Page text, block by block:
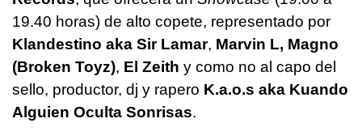
19.40 horas) de alto copete, representado por
Klandestino aka Sir Lamar, Marvin L, Magno
(Broken Toyz), El Zeith y como no al capo del
sello, productor, dj y rapero K.a.o.s aka Kuando
Alguien Oculta Sonrisas.